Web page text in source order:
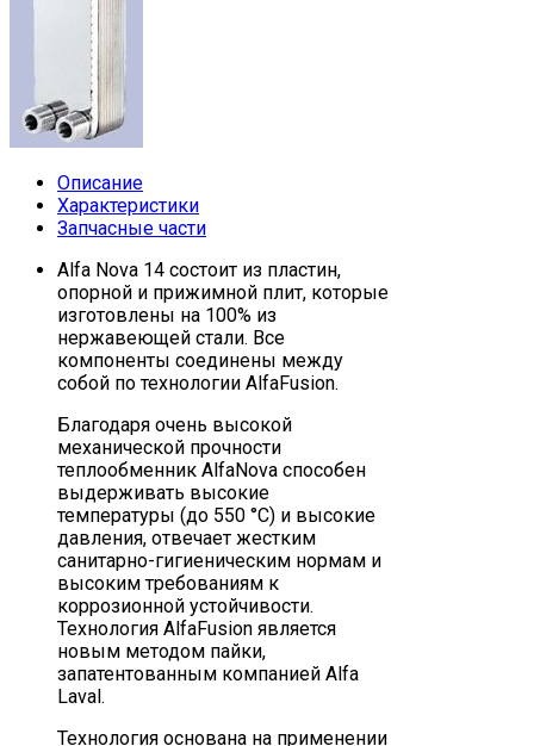
Описание
Характеристики
Запчасные части
Alfa Nova 14 состоит из пластин,
опорной и прижимной плит, которые
изготовлены на 100% из
нержавеющей стали. Все
компоненты соединены между
собой по технологии AlfaFusion.
Благодаря очень высокой
механической прочности
теплообменник AlfaNova способен
выдерживать высокие
температуры (до 550 °C) и высокие
давления, отвечает жестким
санитарно-гигиеническим нормам и
высоким требованиям к
коррозионной устойчивости.
Технология AlfaFusion является
новым методом пайки,
запатентованным компанией Alfa
Laval.
Технология основана на применении